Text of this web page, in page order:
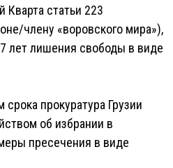
Кварта статьи 223
члену «воровского мира»),
лет лишения свободы в виде
прокуратура Грузии
об избрании в
пресечения в виде